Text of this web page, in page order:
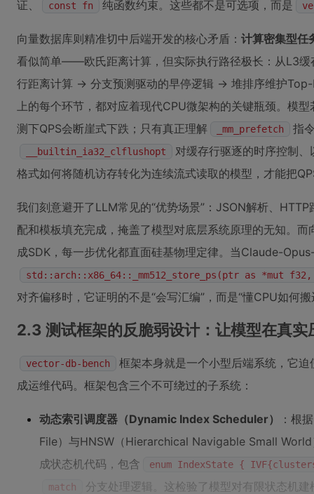
证、 const fn 纯函数约束。这些都不是可选项，而是
向量数据库则精准切中后端开发的核心矛盾： 计算密集型任
看似简单——欧氏距离计算，但实际执行路径极长：从L3
行距离计算 → 分支预测驱动的早停逻辑 → 堆排序维护
上的每个环节，都对应着现代CPU微架构的关键瓶颈。模
测下QPS会断崖式下跌；只有真正理解
_mm_prefetch 指
__builtin_ia32_clflushopt
对缓存行驱逐的时序控制
格式如何将随机访存转化为连续流式读取的模型，才能把
我们刻意避开了LLM常见的“优势场景”：JSON解析、
配和模板填充完成，掩盖了模型对底层系统原理的无知。
成SDK，每一步优化都直面硅基物理定律。当Claude-
std::arch::x86_64::_mm512_store_ps(ptr as *mut
对齐偏移时，它证明的不是“会写汇编”，而是“懂CPU如何搬
2.3 测试框架的反脆弱设计：让模型在真实
vector-db-bench
框架本身就是一个小型后端系统，它
成运维代码。框架包含三个不可绕过的子系统：
动态索引调度器（Dynamic Index Scheduler）
：根
File）与HNSW（Hierarchical Navigable Small
成状态机代码，包含
enum IndexState {
match
分支处理逻辑。这检验了模型对有限状态机